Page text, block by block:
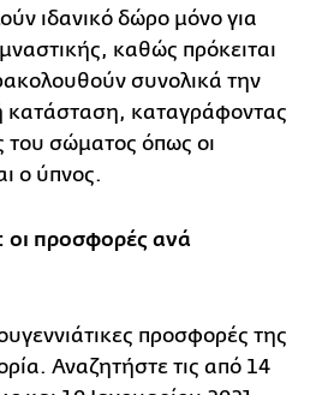
ιδανικό δώρο μόνο για
καθώς πρόκειται
συνολικά την
κατάσταση, καταγράφοντας
του σώματος όπως οι
ο ύπνος.
οι προσφορές ανά
προσφορές της
Αναζητήστε τις από 14